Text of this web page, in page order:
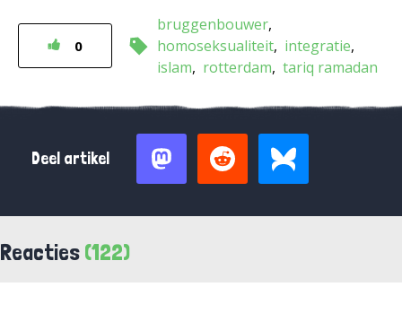
0
bruggenbouwer
homoseksualiteit integratie
islam
rotterdam tariq ramadan
Deel artikel
Reacties (122)